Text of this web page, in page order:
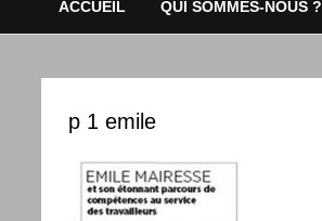
ACCUEIL QUI SOMMES-NOUS ?
p 1 emile